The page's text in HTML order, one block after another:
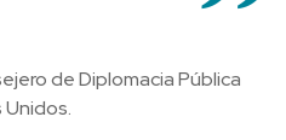
de Diplomacia Pública